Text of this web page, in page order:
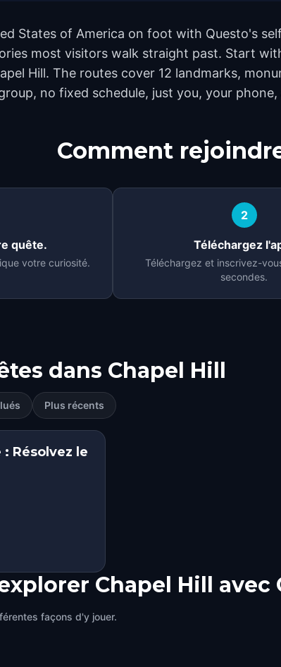
States of America on foot with Questo's
most visitors walk straight past. Start
Hill. The routes cover 12 landmarks,
no fixed schedule, just you, your
Comment
quête.
votre curiosité.
2
Téléchargez
Téléchargez et inscrivez-
secondes.
dans Chapel Hill
Plus récents
Résolvez le
Chapel Hill avec
façons d'y jouer.